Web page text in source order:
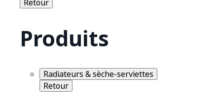
Retour
Produits
Radiateurs & sèche-serviettes
Retour